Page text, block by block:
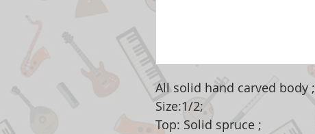
All solid hand carved body ;
Size:1/2;
Top: Solid spruce ;